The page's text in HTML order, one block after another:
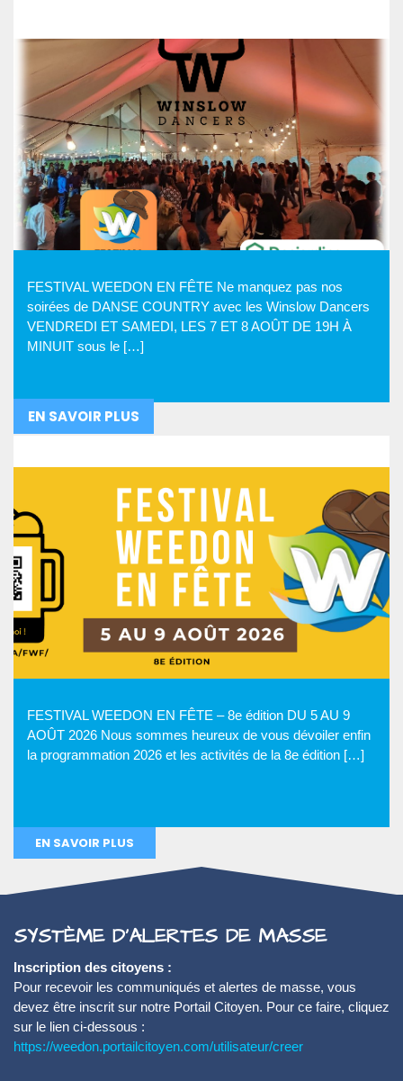
DANSE COUNTRY – FESTIVAL
WEEDON EN FÊTE
FESTIVAL WEEDON EN FÊTE Ne manquez pas nos
soirées de DANSE COUNTRY avec les Winslow Dancers
VENDREDI ET SAMEDI, LES 7 ET 8 AOÛT DE 19H À
MINUIT sous le […]
EN SAVOIR PLUS
FESTIVAL WEEDON EN FÊTE 2026
FESTIVAL WEEDON EN FÊTE – 8e édition DU 5 AU 9
AOÛT 2026 Nous sommes heureux de vous dévoiler enfin
la programmation 2026 et les activités de la 8e édition […]
EN SAVOIR PLUS
SYSTÈME D’ALERTES DE MASSE
Inscription des citoyens :
Pour recevoir les communiqués et alertes de masse, vous
devez être inscrit sur notre Portail Citoyen. Pour ce faire, cliquez
sur le lien ci-dessous :
https://weedon.portailcitoyen.com/utilisateur/creer